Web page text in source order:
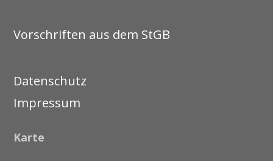
Vorschriften aus dem StGB
Datenschutz
Impressum
Karte